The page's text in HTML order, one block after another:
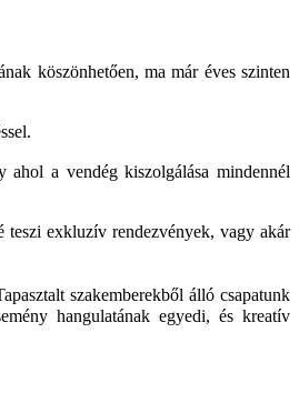
köszönhetően, ma már éves szinten
a vendég kiszolgálása mindennél
teszi exkluzív rendezvények, vagy akár
szakemberekből álló csapatunk
hangulatának egyedi, és kreatív